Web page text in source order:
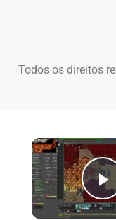
Todos os direitos